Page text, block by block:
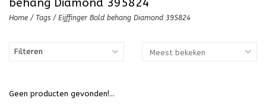
Home / Tags / Eijffinger Bold behang Diamond 395824
Filteren
Geen producten gevonden!...